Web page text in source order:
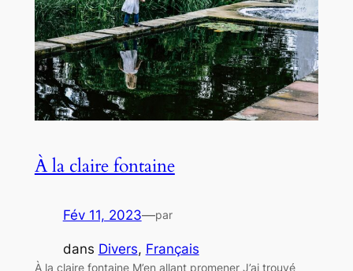
À la claire fontaine
Fév 11, 2023—par
dans Divers, Français
À la claire fontaine M’en allant promener J’ai trouvé